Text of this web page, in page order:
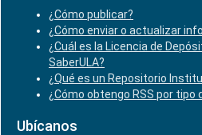
¿Cómo publicar?
¿Cómo enviar o actualizar
¿Cuál es la Licencia de
SaberULA?
¿Qué es un Repositorio
¿Cómo obtengo RSS por tipo
Ubícanos